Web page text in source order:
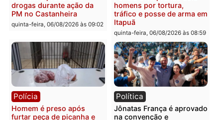
Homem é esfaqueado no
tórax durante briga com
vizinho no bairro Ulysses
Guimarães
quinta-feira, 06/08/2026 às 09:24
Polícia
Três suspeitos ligados a
facção criminosa são
presos por receptação e
adulteração de veículos
em Porto Velho
quinta-feira, 06/08/2026 às